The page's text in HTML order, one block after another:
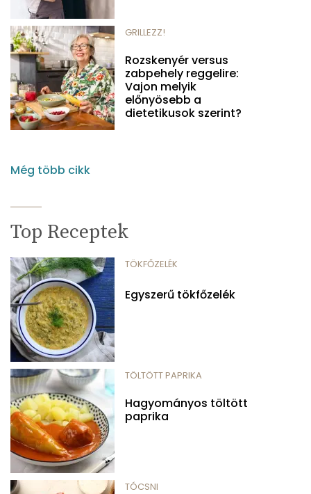
GRILLEZZ!
Rozskenyér versus
zabpehely reggelire:
Vajon melyik
előnyösebb a
dietetikusok szerint?
Még több cikk
Top Receptek
TÖKFŐZELÉK
Egyszerű tökfőzelék
TÖLTÖTT PAPRIKA
Hagyományos töltött
paprika
TÓCSNI